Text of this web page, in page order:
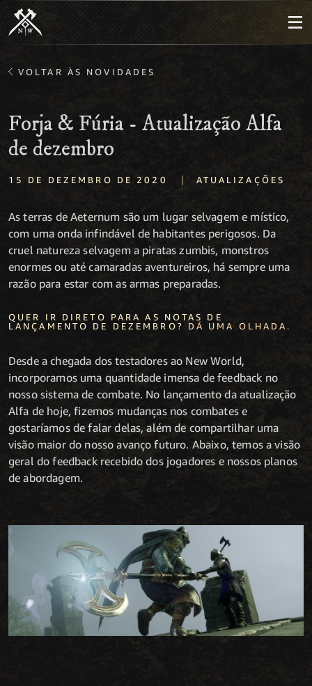
VOLTAR ÀS NOVIDADES
Forja & Fúria - Atualização Alfa
de dezembro
15 DE DEZEMBRO DE 2020 | ATUALIZAÇÕES
As terras de Aeternum são um lugar selvagem e místico,
com uma onda infindável de habitantes perigosos. Da
cruel natureza selvagem a piratas zumbis, monstros
enormes ou até camaradas aventureiros, há sempre uma
razão para estar com as armas preparadas.
QUER IR DIRETO PARA AS NOTAS DE
LANÇAMENTO DE DEZEMBRO? DÁ UMA OLHADA.
Desde a chegada dos testadores ao New World,
incorporamos uma quantidade imensa de feedback no
nosso sistema de combate. No lançamento da atualização
Alfa de hoje, fizemos mudanças nos combates e
gostaríamos de falar delas, além de compartilhar uma
visão maior do nosso avanço futuro. Abaixo, temos a visão
geral do feedback recebido dos jogadores e nossos planos
de abordagem.